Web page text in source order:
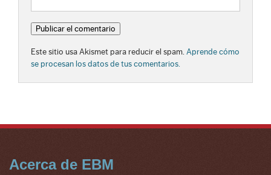
Este sitio usa Akismet para reducir el spam. Aprende cómo
se procesan los datos de tus comentarios.
Acerca de EBM